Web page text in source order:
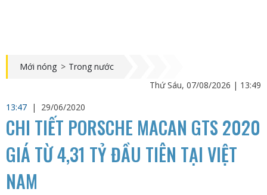
Mới nóng > Trong nước
Thứ Sáu, 07/08/2026 | 13:49
13:47 | 29/06/2020
CHI TIẾT PORSCHE MACAN GTS 2020
GIÁ TỪ 4,31 TỶ ĐẦU TIÊN TẠI VIỆT
NAM